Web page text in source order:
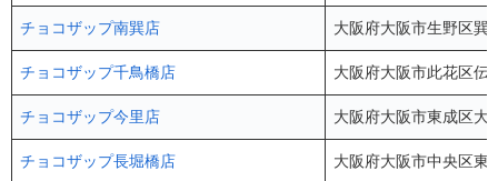
チョコザップ南巽店 大阪府大阪市生野区
チョコザップ千鳥橋店 大阪府大阪市此花区
チョコザップ今里店 大阪府大阪市東成区
チョコザップ長堀橋店 大阪府大阪市中央区